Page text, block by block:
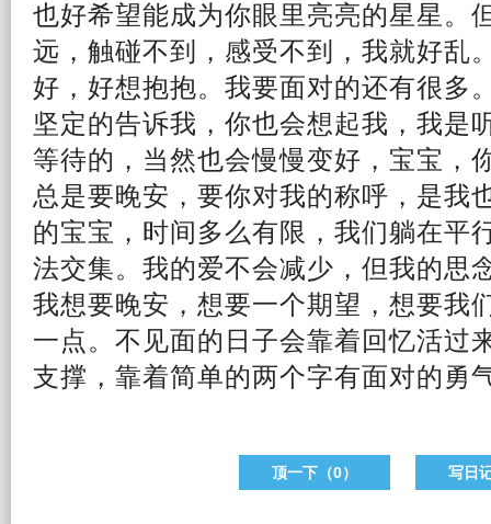
也好希望能成为你眼里亮亮的星星。
远，触碰不到，感受不到，我就好乱
好，好想抱抱。我要面对的还有很多
坚定的告诉我，你也会想起我，我是
等待的，当然也会慢慢变好，宝宝，
总是要晚安，要你对我的称呼，是我
的宝宝，时间多么有限，我们躺在平
法交集。我的爱不会减少，但我的思
我想要晚安，想要一个期望，想要我
一点。不见面的 日子会靠着 回忆活过
支撑，靠着简单的两个字有面对的勇
顶一下（0） 写日